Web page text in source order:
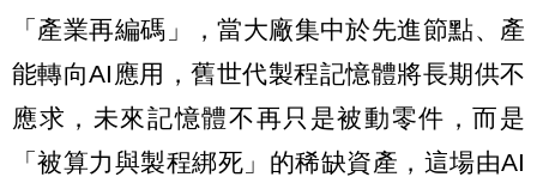
「產業再編碼」，當大廠集中於先進節點、產
能轉向AI應用，舊世代製程記憶體將長期供不
應求，未來記憶體不再只是被動零件，而是
「被算力與製程綁死」的稀缺資產，這場由AI